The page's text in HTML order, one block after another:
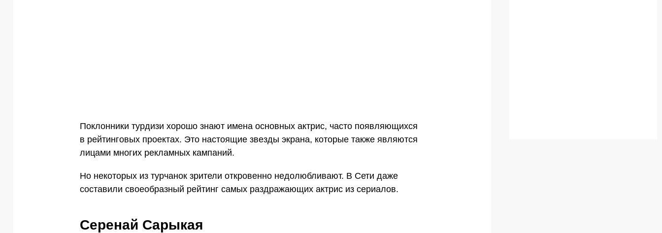
Поклонники турдизи хорошо знают имена основных актрис, часто появляющихся
в рейтинговых проектах. Это настоящие звезды экрана, которые также являются
лицами многих рекламных кампаний.
Но некоторых из турчанок зрители откровенно недолюбливают. В Сети даже
составили своеобразный рейтинг самых раздражающих актрис из сериалов.
Серенай Сарыкая